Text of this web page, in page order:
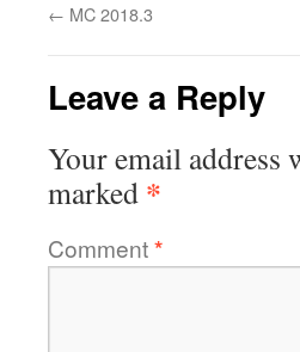
← MC 2018.3
Leave a Reply
Your email address
marked *
Comment*